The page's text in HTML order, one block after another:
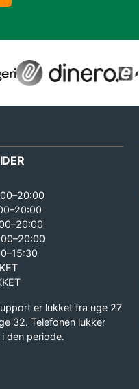
er lukket fra uge 27
32. Telefonen lukker
den periode.